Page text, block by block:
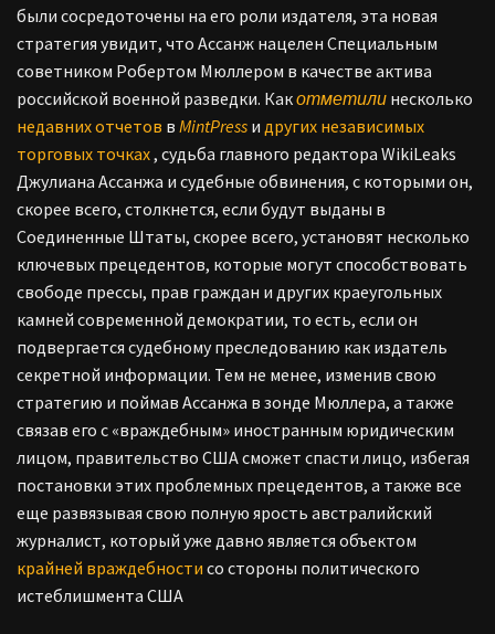
были сосредоточены на его роли издателя, эта новая
стратегия увидит, что Ассанж нацелен Специальным
советником Робертом Мюллером в качестве актива
российской военной разведки. Какотметили несколько
недавних отчетов в MintPress и других независимых
торговых точках, судьба главного редактора WikiLeaks
Джулиана Ассанжа и судебные обвинения, с которыми он,
скорее всего, столкнется, если будут выданы в
Соединенные Штаты, скорее всего, установят несколько
ключевых прецедентов, которые могут способствовать
свободе прессы, прав граждан и других краеугольных
камней современной демократии, то есть, если он
подвергается судебному преследованию как издатель
секретной информации. Тем не менее, изменив свою
стратегию и поймав Ассанжа в зонде Мюллера, а также
связав его с «враждебным» иностранным юридическим
лицом, правительство США сможет спасти лицо, избегая
постановки этих проблемных прецедентов, а также все
еще развязывая свою полную ярость австралийский
журналист, который уже давно является объектом
крайней враждебности со стороны политического
истеблишмента США